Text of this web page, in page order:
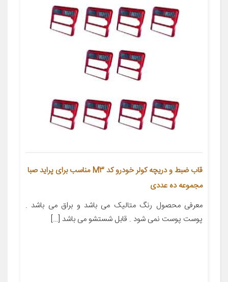
قاب ضبط و دریچه کولر خودرو کد M3 مناسب برای پراید صبا
مجموعه ده عددی
معرفی محصول رنگ متالیک می باشد و براق می باشد .
پوست پوست نمی شود . قابل شستشو می باشد […]